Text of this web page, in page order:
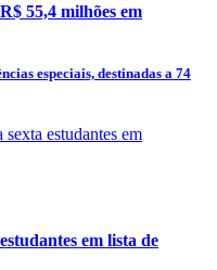
55,4 milhões em
especiais, destinadas a 74
em lista de